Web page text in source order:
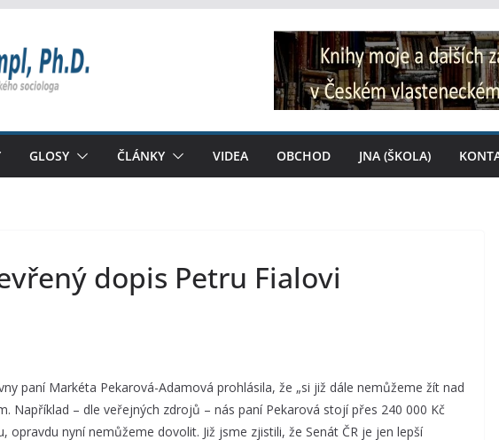
GLOSY ČLÁNKY VIDEA OBCHOD JNA (ŠKOLA)
dopis Petru Fialovi
paní Markéta Pekarová-Adamová prohlásila, že „si již dále nemůžeme žít nad
Například – dle veřejných zdrojů – nás paní Pekarová stojí přes 240 000 Kč
opravdu nyní nemůžeme dovolit. Již jsme zjistili, že Senát ČR je jen lepší